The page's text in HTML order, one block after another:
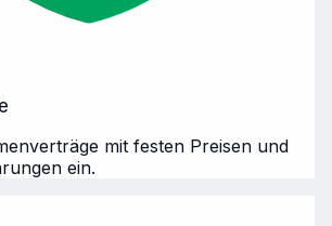
mit festen Preisen und
ein.